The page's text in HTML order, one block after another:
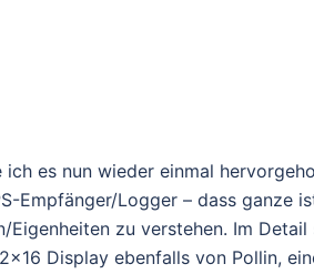
es nun wieder einmal
Empfänger/Logger – dass ganze
zu verstehen. Im
Display ebenfalls von Pollin,